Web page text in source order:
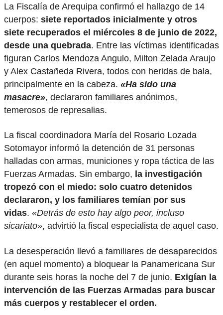
La Fiscalía de Arequipa confirmó el hallazgo de 14
cuerpos: siete reportados inicialmente y otros
siete recuperados el miércoles 8 de junio de 2022,
desde una quebrada. Entre las víctimas identificadas
figuran Carlos Mendoza Angulo, Milton Zelada Araujo
y Alex Castañeda Rivera, todos con heridas de bala,
principalmente en la cabeza. «Ha sido una
masacre», declararon familiares anónimos,
temerosos de represalias.
La fiscal coordinadora María del Rosario Lozada
Sotomayor informó la detención de 31 personas
halladas con armas, municiones y ropa táctica de las
Fuerzas Armadas. Sin embargo, la investigación
tropezó con el miedo: solo cuatro detenidos
declararon, y los familiares temían por sus
vidas. «Detrás de esto hay algo peor, incluso
sicariato», advirtió la fiscal especialista de aquel caso.
La desesperación llevó a familiares de desaparecidos
(en aquel momento) a bloquear la Panamericana Sur
durante seis horas la noche del 7 de junio. Exigían la
intervención de las Fuerzas Armadas para buscar
más cuerpos y restablecer el orden.